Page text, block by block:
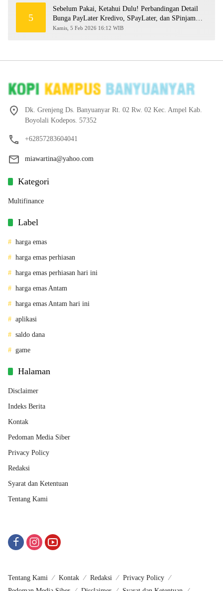
5
Sebelum Pakai, Ketahui Dulu! Perbandingan Detail
Bunga PayLater Kredivo, SPayLater, dan SPinjam
2026
Kamis, 5 Feb 2026 16:12 WIB
Dk. Grenjeng Ds. Banyuanyar Rt. 02 Rw. 02 Kec. Ampel Kab.
Boyolali Kodepos. 57352
+62857283604041
miawartina@yahoo.com
Kategori
Multifinance
Label
harga emas
harga emas perhiasan
harga emas perhiasan hari ini
harga emas Antam
harga emas Antam hari ini
aplikasi
saldo dana
game
Halaman
Disclaimer
Indeks Berita
Kontak
Pedoman Media Siber
Privacy Policy
Redaksi
Syarat dan Ketentuan
Tentang Kami
Tentang Kami Kontak Redaksi
Privacy Policy